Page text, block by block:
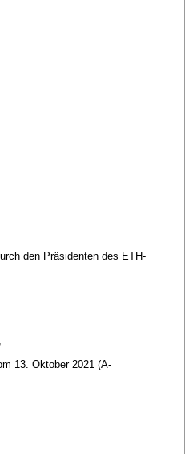
den Präsidenten des ETH-
13. Oktober 2021 (A-